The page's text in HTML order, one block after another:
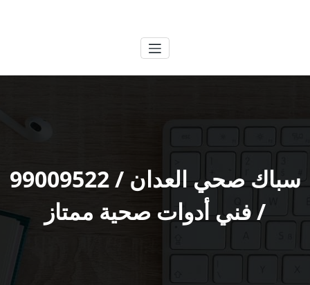
سباك صحي العدان / 99009522
/ فني أدوات صحية ممتاز